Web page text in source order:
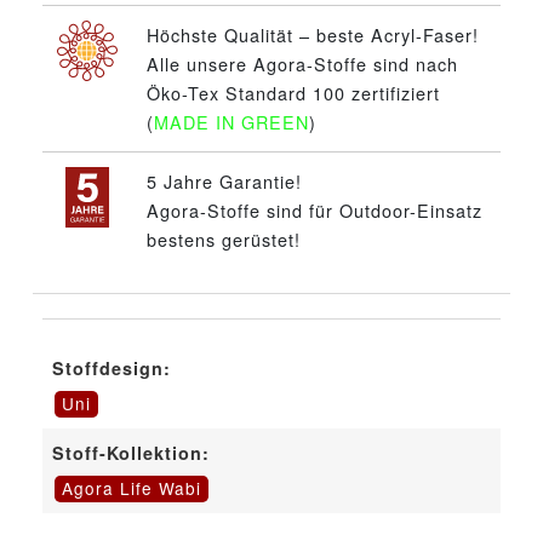
Höchste Qualität – beste Acryl-Faser!
Alle unsere Agora-Stoffe sind nach
Öko-Tex Standard 100 zertifiziert
(MADE IN GREEN)
5 Jahre Garantie!
Agora-Stoffe sind für Outdoor-Einsatz
bestens gerüstet!
Stoffdesign:
Uni
Stoff-Kollektion:
Agora Life Wabi